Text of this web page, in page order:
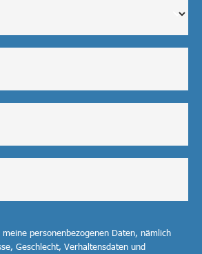
personenbezogenen Daten, nämlich
Geschlecht, Verhaltensdaten und